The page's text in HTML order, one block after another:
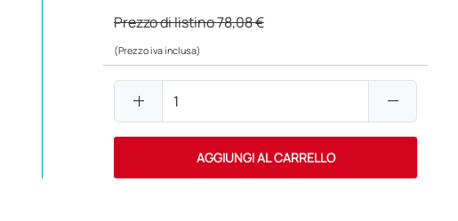
Prezzo di listino78,08 €
(Prezzo iva inclusa)
add remove
AGGIUNGI AL CARRELLO